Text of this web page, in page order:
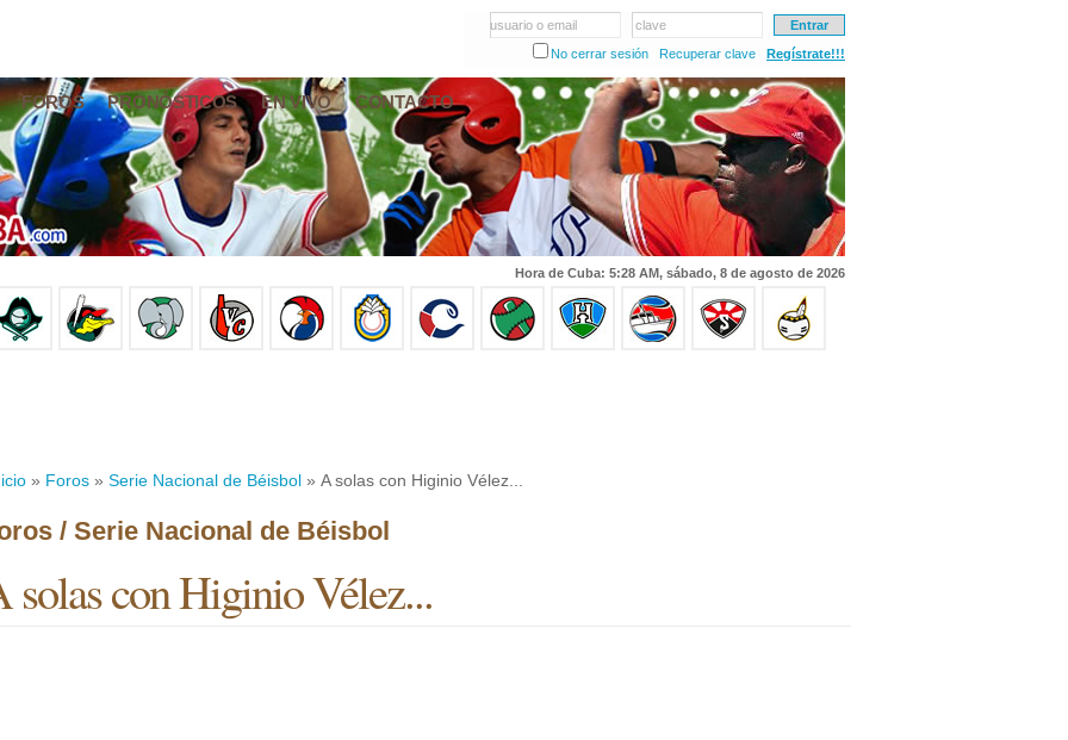
usuario o email
clave
No cerrar sesión
Recuperar clave Regístrate!!!
FOROS PRONÓSTICOS EN VIVO CONTACTO
Hora de Cuba: 5:28 AM, sábado, 8 de agosto de 2026
» Foros » Serie Nacional de Béisbol » A solas con Higinio Vélez...
/ Serie Nacional de Béisbol
solas con Higinio Vélez...